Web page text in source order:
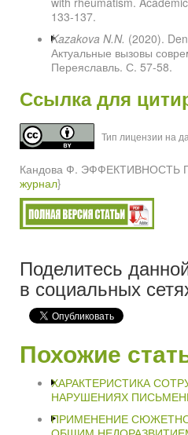
133-137.
Kazakova N.N. (2020).
Актуальные вызовы
Переяславль. С. 57-58.
Ссылка для
Тип лицензии на
Кандова Ф. ЭФФЕКТИВНОСТЬ
журнал}
Поделитесь
в социальных
Похожие
ХАРАКТЕРИСТИКА
НАРУШЕНИЯХ
ПРИМЕНЕНИЕ